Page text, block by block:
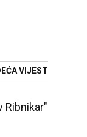
VIJEST
Ribnikar"